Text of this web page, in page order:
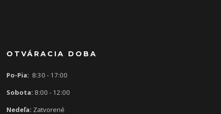
OTVÁRACIA DOBA
Po-Pia: 8:30 - 17:00
Sobota: 8:00 - 12:00
Nedeľa: Zatvorené